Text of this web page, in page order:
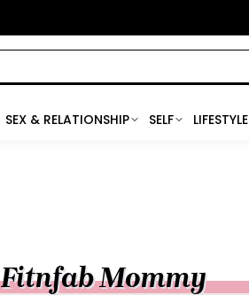
SEX & RELATIONSHIP SELF LIFESTYLE
Fitnfab Mommy